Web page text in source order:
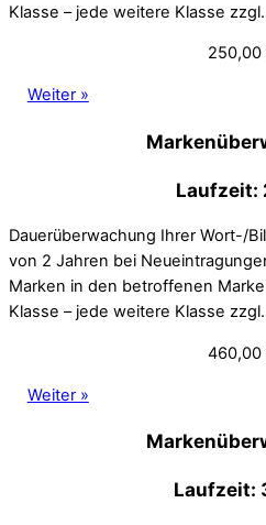
Klasse – jede weitere Klasse
Weiter »
Laufzeit:
Dauerüberwachung Ihrer Wort-/
von 2 Jahren bei
Marken in den betroffenen
Klasse – jede weitere Klasse
Weiter »
Laufzeit: